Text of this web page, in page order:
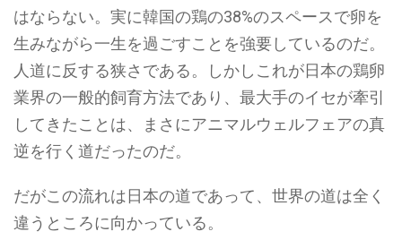
はならない。実に韓国の鶏の38%のスペースで卵を
生みながら一生を過ごすことを強要しているのだ。
人道に反する狭さである。しかしこれが日本の鶏卵
業界の一般的飼育方法であり、最大手のイセが牽引
してきたことは、まさにアニマルウェルフェアの真
逆を行く道だったのだ。
だがこの流れは日本の道であって、世界の道は全く
違うところに向かっている。